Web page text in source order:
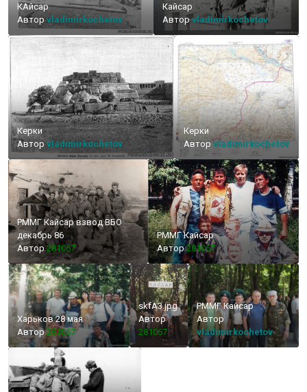
КАйсар
Автор vladimirkochetov
Кайсар
Авторvladimirkochetov
Керки
Автор vladimirkochetov
Керки
Авторvladimirkochetov
РММГ Кайсар взвод ВБО
декабрь 86
Автор281067
РММГ Кайсар
Автор281067
Харьков 28 мая
Автор281067
skfA3.jpg
Автор
281067
РММГ Кайсар
Автор
vladimirkochetov